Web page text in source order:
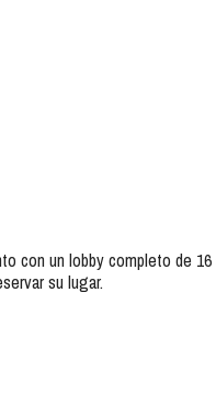
con un lobby completo de
su lugar.